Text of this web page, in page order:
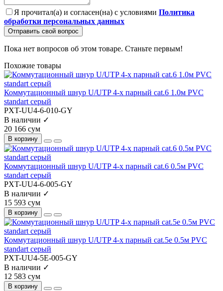
Я прочитал(а) и согласен(на) с условиями Политика
обработки персональных данных
Отправить свой вопрос
Пока нет вопросов об этом товаре. Станьте первым!
Похожие товары
Коммутационный шнур U/UTP 4-х парный cat.6 1.0м PVC
standart серый
PXT-UU4-6-010-GY
В наличии ✓
20 166 сум
В корзину
Коммутационный шнур U/UTP 4-х парный cat.6 0.5м PVC
standart серый
PXT-UU4-6-005-GY
В наличии ✓
15 593 сум
В корзину
Коммутационный шнур U/UTP 4-х парный cat.5e 0.5м PVC
standart серый
PXT-UU4-5E-005-GY
В наличии ✓
12 583 сум
В корзину